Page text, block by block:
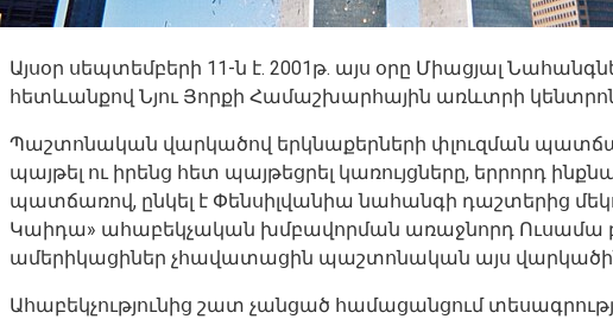
Այսօր սեպտեմբերի 11-ն է. 2001թ. այս օրը Միացյալ
հետևանքով Նյու Յորքի Համաշխարհային առևտրի
Պաշտոնական վարկածով երկնաքերների փլուզման
պայթել ու իրենց հետ պայթեցրել կառույցները, երրորդ
պատճառով, ընկել է Փենսիլվանիա նահանգի դաշտերից
Կաիդա» ահաբեկչական խմբավորման առաջնորդ Ուսամա
ամերիկացիներ չհավատացին պաշտոնական այս
Ահաբեկչությունից շատ չանցած համացանցում